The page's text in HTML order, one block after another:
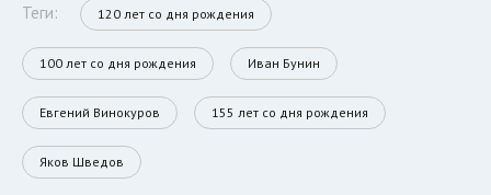
Теги: 120 лет со дня рождения
100 лет со дня рождения Иван Бунин
Евгений Винокуров 155 лет со дня рождения
Яков Шведов